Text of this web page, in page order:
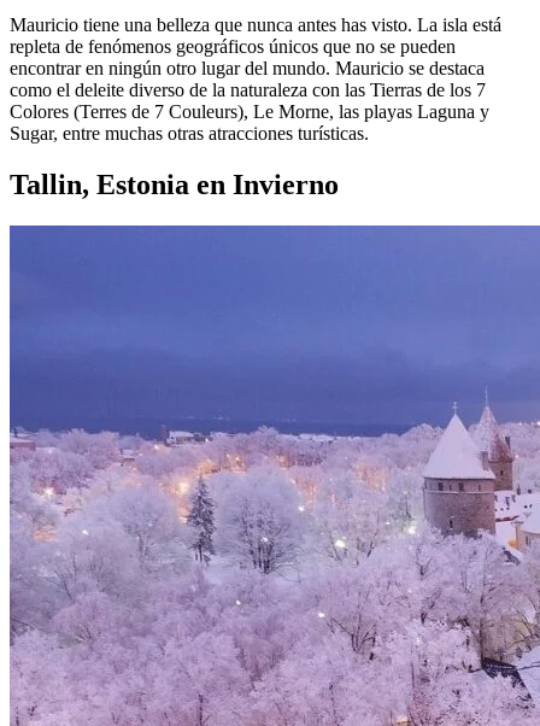
Mauricio tiene una belleza que nunca antes has visto. La isla está
repleta de fenómenos geográficos únicos que no se pueden
encontrar en ningún otro lugar del mundo. Mauricio se destaca
como el deleite diverso de la naturaleza con las Tierras de los 7
Colores (Terres de 7 Couleurs), Le Morne, las playas Laguna y
Sugar, entre muchas otras atracciones turísticas.
Tallin, Estonia en Invierno